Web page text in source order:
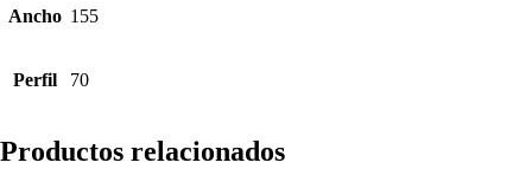
Ancho 155
Perfil 70
Productos relacionados